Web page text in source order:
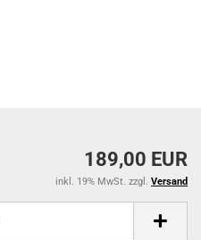
189,00 EUR
inkl. 19% MwSt. zzgl. Versand